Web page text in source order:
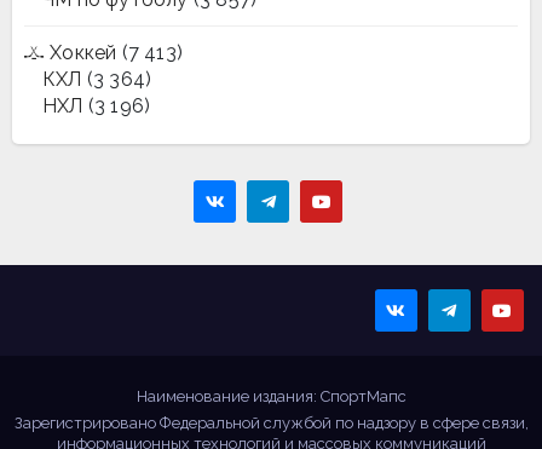
Хоккей (7 413)
КХЛ (3 364)
НХЛ (3 196)
Наименование издания: СпортМапс
Зарегистрировано Федеральной службой по надзору в сфере связи,
информационных технологий и массовых коммуникаций